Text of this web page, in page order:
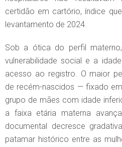
certidão em cartório, índice
levantamento de 2024.
Sob a ótica do perfil
vulnerabilidade social e a
acesso ao registro. O maior
de recém-nascidos — fixado
grupo de mães com idade
a faixa etária materna
documental decresce
patamar histórico entre as